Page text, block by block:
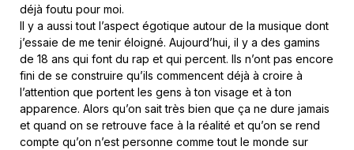
déjà foutu pour moi.
Il y a aussi tout l’aspect égotique autour de la musique dont
j’essaie de me tenir éloigné. Aujourd’hui, il y a des gamins
de 18 ans qui font du rap et qui percent. Ils n’ont pas encore
fini de se construire qu’ils commencent déjà à croire à
l’attention que portent les gens à ton visage et à ton
apparence. Alors qu’on sait très bien que ça ne dure jamais
et quand on se retrouve face à la réalité et qu’on se rend
compte qu’on n’est personne comme tout le monde sur